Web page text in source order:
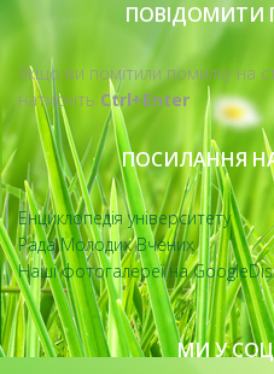
ПОВІДОМИТИ
Якщо ви помітили помилку на
натисніть Ctrl+Enter
ПОСИЛАННЯ
Енциклопедія університету
Рада Молодих Вчених
Наші фотогалереї на
МИ У